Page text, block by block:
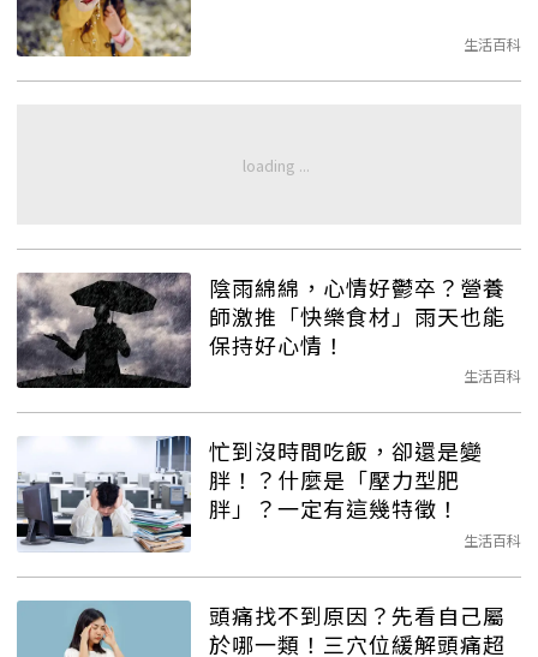
生活百科
陰雨綿綿，心情好鬱卒？營養
師激推「快樂食材」雨天也能
保持好心情！
生活百科
忙到沒時間吃飯，卻還是變
胖！？什麼是「壓力型肥
胖」？一定有這幾特徵！
生活百科
頭痛找不到原因？先看自己屬
於哪一類！三穴位緩解頭痛超